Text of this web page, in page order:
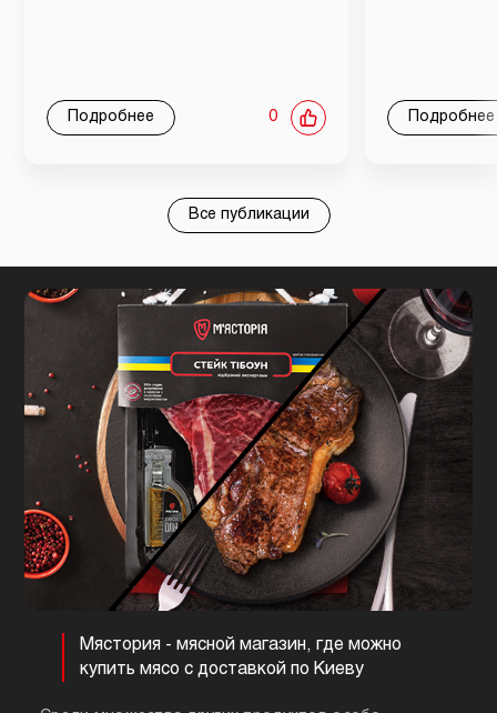
Подробнее 0 Подробнее
Все публикации
Мястория - мясной магазин, где можно
купить мясо с доставкой по Киеву